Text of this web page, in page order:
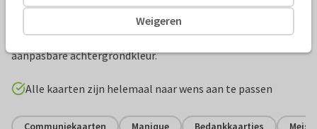
Productinformatie
Moderne bedankkaart met een fotocollage (4 foto's) en een
aanpasbare achtergrondkleur.
Alle kaarten zijn helemaal naar wens aan te passen
Communiekaarten Manique Bedankkaartjes Meisje
Weigeren